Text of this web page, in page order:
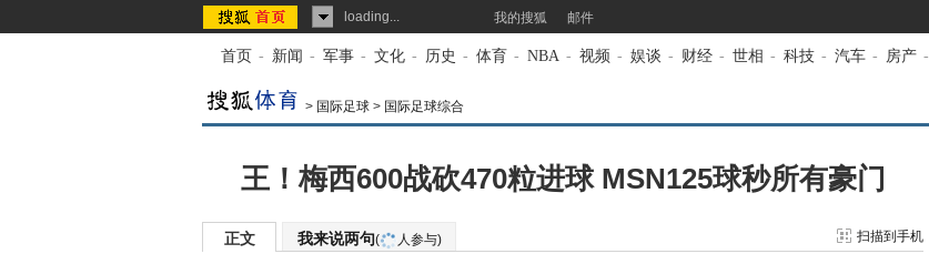
loading... 我的搜狐 邮件
首页 - 新闻 - 军事 - 文化 - 历史 - 体育 - NBA - 视频 - 娱谈 - 财经 - 世相 - 科技 - 汽车 - 房产 -
> 国际足球 > 国际足球综合
王！梅西600战砍470粒进球 MSN125球秒所有豪门
正文 我来说两句( 人参与) 扫描到手机